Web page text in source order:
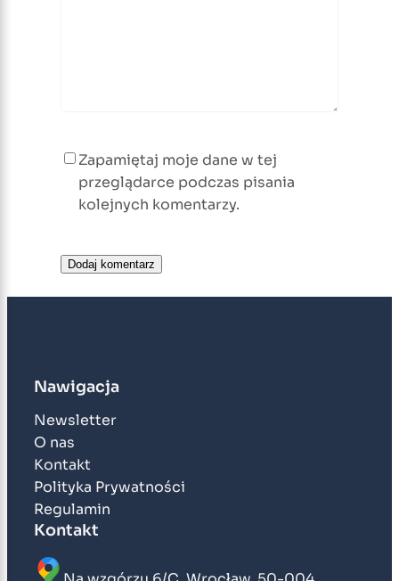
Zapamiętaj moje dane w tej
przeglądarce podczas pisania
kolejnych komentarzy.
Nawigacja
Newsletter
O nas
Kontakt
Polityka Prywatności
Regulamin
Kontakt